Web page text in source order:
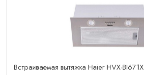
Встраиваемая вытяжка Haier HVX-BI671X